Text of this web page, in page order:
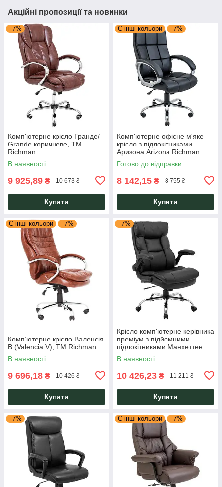
Акційні пропозиції та новинки
–7%
Комп'ютерне крісло Гранде/
Grande коричневе, ТМ
Richman
В наявності
9 925,89 ₴ 10 673 ₴
Купити
Є інші кольори –7%
Комп'ютерне офісне м'яке
крісло з підлокітниками
Аризона Arizona Richman
Готово до відправки
8 142,15 ₴ 8 755 ₴
Купити
Є інші кольори –7%
Комп’ютерне крісло Валенсія
В (Valencia V), ТМ Richman
В наявності
9 696,18 ₴ 10 426 ₴
Купити
–7%
Крісло комп'ютерне керівника
преміум з підйомними
підлокітниками Манхеттен
Manhattan шкірозамінником
чорний Richman
В наявності
10 426,23 ₴ 11 211 ₴
Купити
–7% Є інші кольори –7%